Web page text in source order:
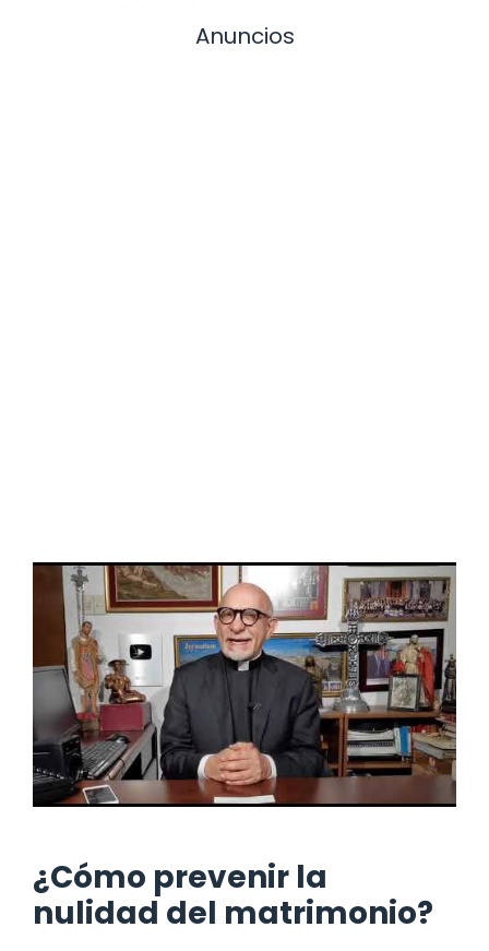
Anuncios
¿Cómo prevenir la
nulidad del matrimonio?